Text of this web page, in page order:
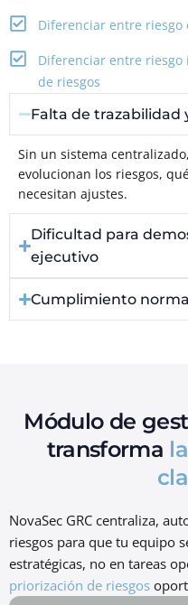
Diferenciar entre
Diferenciar entre
de riesgos
Falta de trazabilidad
Sin un sistema
evolucionan los riesgos,
necesitan ajustes.
Dificultad para
ejecutivo
Cumplimiento
Módulo de
transforma
NovaSec GRC centraliza,
riesgos para que tu equipo
estratégicas, no en tareas
priorización de riesgos